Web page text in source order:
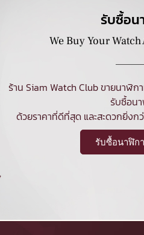
รับซื้อน
We Buy Your Watch
ร้าน Siam Watch Club ขายนาฬิก
รับซื้อน
ด้วยราคาที่ดีที่สุด และสะดวกยิ่งก
รับซื้อนาฬิก